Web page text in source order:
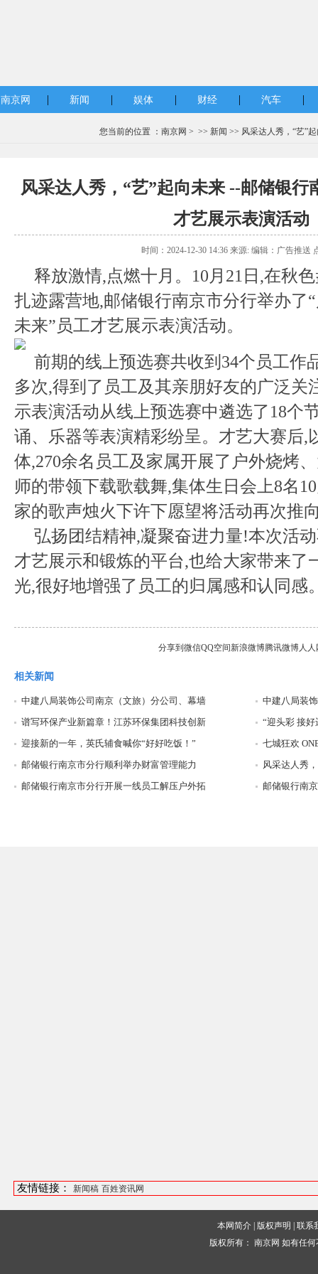
南京网 | 新闻 | 娱体 | 财经 | 汽车 |
您当前的位置 ： 南京网 > >> 新闻 >> 风采达人秀，“艺”
风采达人秀，“艺”起向未来 --邮储银行
才艺展示表演活动
时间：2024-12-30 14:36 来源: 编辑：广告推送
释放激情,点燃十月。10月21日,在秋
扎迹露营地,邮储银行南京市分行举办了
未来”员工才艺展示表演活动。
前期的线上预选赛共收到34个员工作
多次,得到了员工及其亲朋好友的广泛关
示表演活动从线上预选赛中遴选了18个
诵、乐器等表演精彩纷呈。才艺大赛后,
体,270余名员工及家属开展了户外烧烤
师的带领下载歌载舞,集体生日会上8名
家的歌声烛火下许下愿望将活动再次推
弘扬团结精神,凝聚奋进力量!本次活
才艺展示和锻炼的平台,也给大家带来了
光,很好地增强了员工的归属感和认同感
分享到 微信QQ空间新浪微博腾讯微博人人
相关新闻
中建八局装饰公司南京（文旅）分公司、幕墙
中建八局装
谱写环保产业新篇章！江苏环保集团科技创新
“迎头彩 接
迎接新的一年，英氏辅食喊你“好好吃饭！”
七城狂欢
邮储银行南京市分行顺利举办财富管理能力
风采达人秀
邮储银行南京市分行开展一线员工解压户外拓
邮储银行南
友情链接： 新闻稿 百姓资讯网
本网简介 版权声明 |联系
版权所有：南京网 如有任